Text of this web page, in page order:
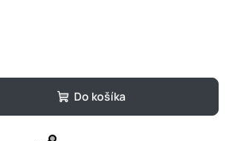
Do košíka